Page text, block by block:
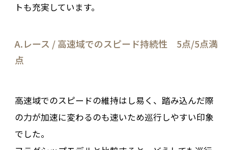
トも充実しています。
A.レース / 高速域でのスピード持続性 5点/5点満
点
高速域でのスピードの維持はし易く、踏み込んだ際
の力が加速に変わるのも速いため巡行しやすい印象
でした。